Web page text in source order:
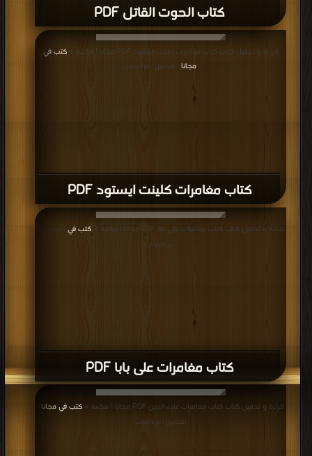
كتاب الحوت القاتل PDF
كتاب مغامرات كلينت ايستود PDF
قراءة و تحميل كتاب كتاب مغامرات كلينت ايستود PDF مجانا | مكتبة >
كتب في
مجانا | التحميل : مرة/مرات
كتاب مغامرات على بابا PDF
قراءة و تحميل كتاب كتاب مغامرات على بابا PDF مجانا | مكتبة > كتب في
| التحميل :
مرة/مرات
قراءة و تحميل كتاب كتاب مغامرات علاء الدين PDF مجانا | مكتبة > كتب في مجانا
التحميل : مرة/مرات